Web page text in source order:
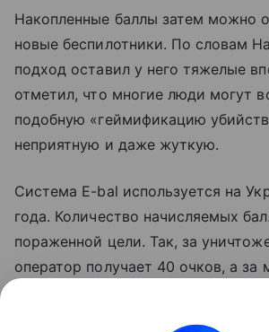
Накопленные баллы затем можно
новые беспилотники. По словам
подход оставил у него тяжелые
отметил, что многие люди могут
подобную «геймификацию
неприятную и даже жуткую.
Система E-bal используется на
года. Количество начисляемых
пораженной цели. Так, за
оператор получает 40 очков, а за